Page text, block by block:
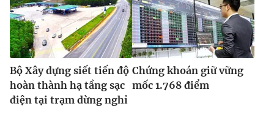
Bộ Xây dựng siết tiến độ
hoàn thành hạ tầng sạc
điện tại trạm dừng nghỉ
Chứng khoán giữ vững
mốc 1.768 điểm